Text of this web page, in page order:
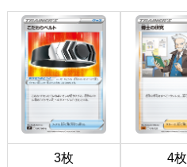
3枚 4枚